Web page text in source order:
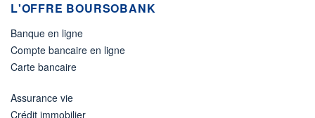
L'OFFRE BOURSOBANK
Banque en ligne
Compte bancaire en ligne
Carte bancaire
Assurance vie
Crédit immobilier